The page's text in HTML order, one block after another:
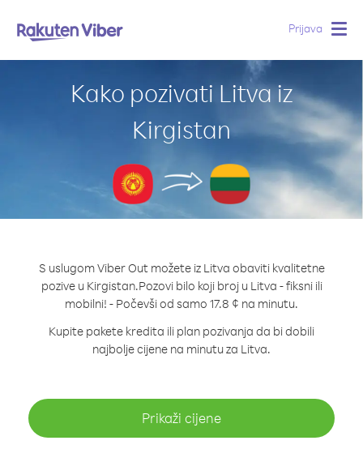
Prijava
Kako pozivati Litva iz
Kirgistan
S uslugom Viber Out možete iz Litva obaviti kvalitetne
pozive u Kirgistan.Pozovi bilo koji broj u Litva - fiksni ili
mobilni! - Počevši od samo 17.8 ¢ na minutu.
Kupite pakete kredita ili plan pozivanja da bi dobili
najbolje cijene na minutu za Litva.
Prikaži cijene